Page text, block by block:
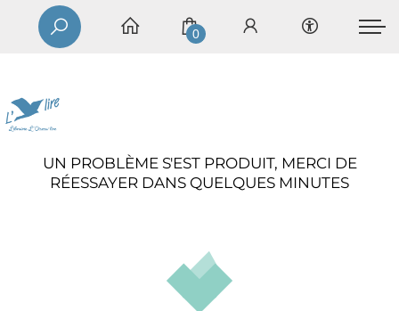
0
UN PROBLÈME S'EST PRODUIT, MERCI DE
RÉESSAYER DANS QUELQUES MINUTES